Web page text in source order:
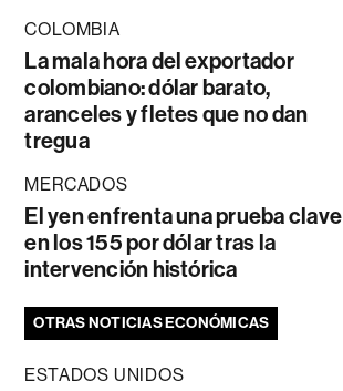
COLOMBIA
La mala hora del exportador
colombiano: dólar barato,
aranceles y fletes que no dan
tregua
MERCADOS
El yen enfrenta una prueba clave
en los 155 por dólar tras la
intervención histórica
OTRAS NOTICIAS ECONÓMICAS
ESTADOS UNIDOS